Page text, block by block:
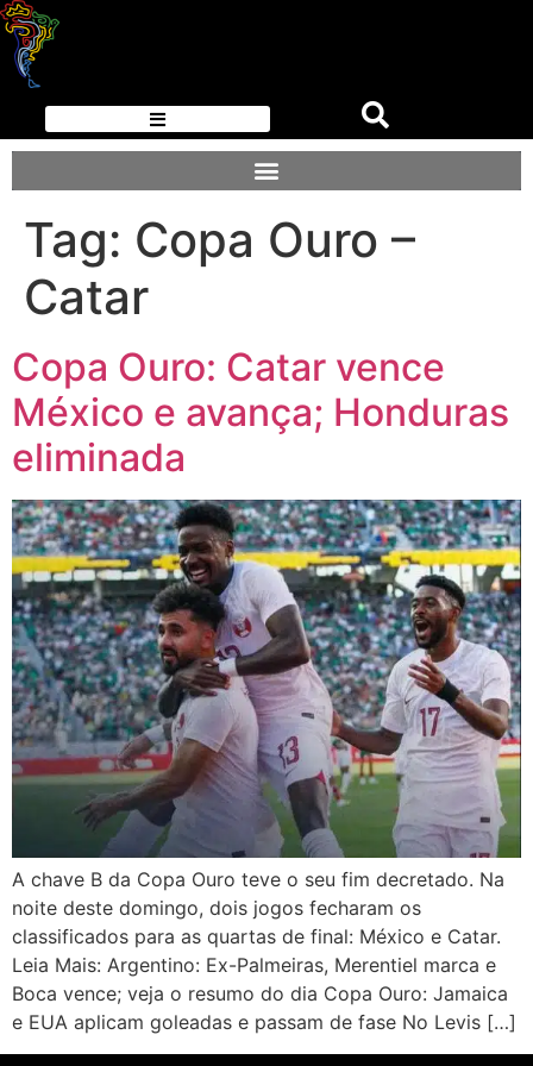
Tag: Copa Ouro –
Catar
Copa Ouro: Catar vence
México e avança; Honduras
eliminada
A chave B da Copa Ouro teve o seu fim decretado. Na
noite deste domingo, dois jogos fecharam os
classificados para as quartas de final: México e Catar.
Leia Mais: Argentino: Ex-Palmeiras, Merentiel marca e
Boca vence; veja o resumo do dia Copa Ouro: Jamaica
e EUA aplicam goleadas e passam de fase No Levis […]